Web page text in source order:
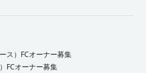
ス）FCオーナー募集
FCオーナー募集